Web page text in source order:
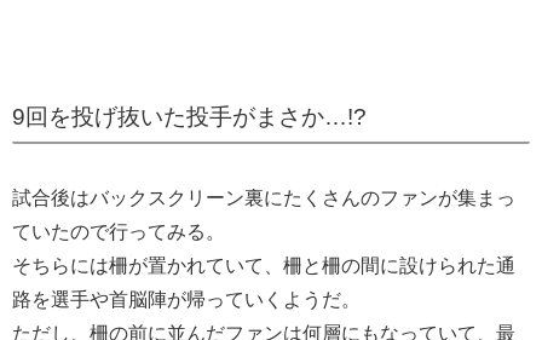
9回を投げ抜いた投手がまさか…!?
試合後はバックスクリーン裏にたくさんのファンが集まっ
ていたので行ってみる。
そちらには柵が置かれていて、柵と柵の間に設けられた通
路を選手や首脳陣が帰っていくようだ。
ただし、柵の前に並んだファンは何層にもなっていて、最